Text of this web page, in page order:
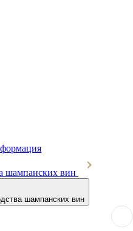
шампанских вин
шампанских вин